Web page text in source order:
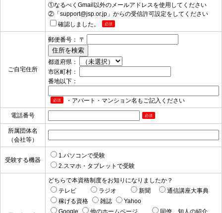
①なるべくGmail以外のメールアドレスを使用してください
②「support@jsp.or.jp」からの受信許可設定をしてください
確認しました。
必須
ご自宅住所
郵便番号： 〒
都道府県：
市区町村：
番地以下：
必須 ・アパート・マンション名もご記入ください
電話番号 必須
所属団体名
（会社等）
受験する機器
1.パソコンで受験
2.スマホ・タブレットで受験
どちらで本資格制度をお知りになりましたか？
テレビ
ラジオ 新聞
通信講座大事典
稼げる資格
雑誌
Yahoo
Google
他のホームページ 同僚、知人の紹介